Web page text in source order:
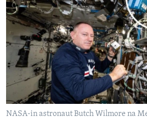
NASA-in astronaut Butch Wilmore na